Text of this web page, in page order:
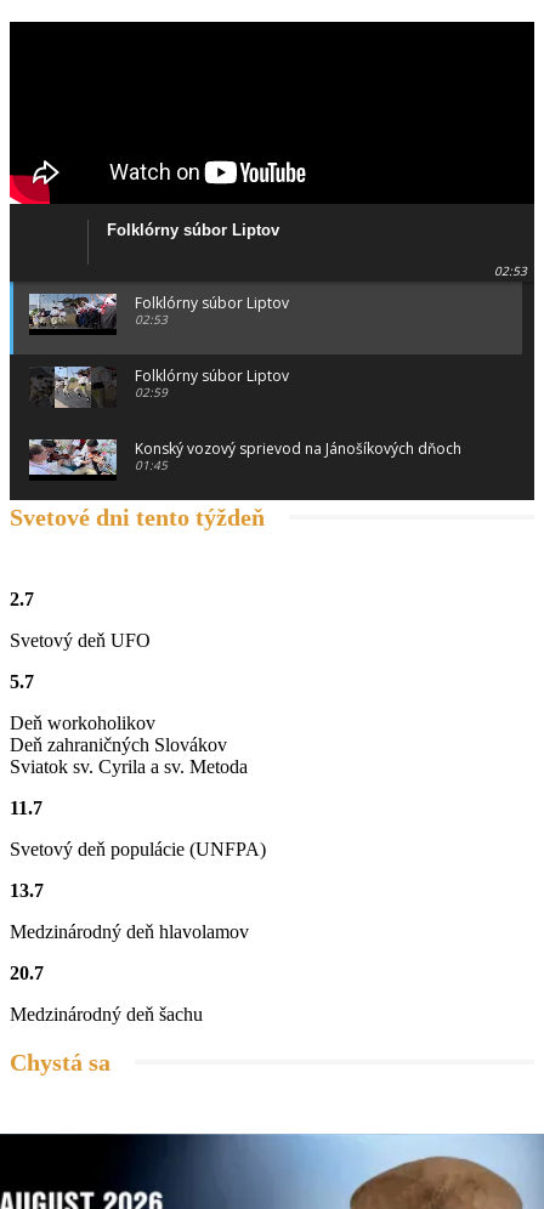
Folklórny súbor Liptov
02:53
Folklórny súbor Liptov
02:53
Folklórny súbor Liptov
02:59
Konský vozový sprievod na Jánošíkových dňoch
01:45
Konský vozový sprievod na Jánošíkových dňoch
Jánošíkove dni
01:06
Svetové dni tento týždeň
2.7
Svetový deň UFO
5.7
Deň workoholikov
Deň zahraničných Slovákov
Sviatok sv. Cyrila a sv. Metoda
11.7
Svetový deň populácie (UNFPA)
13.7
Medzinárodný deň hlavolamov
20.7
Medzinárodný deň šachu
Chystá sa